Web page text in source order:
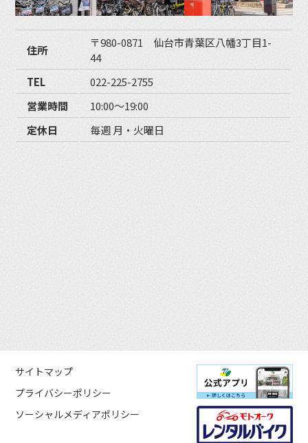
住所
〒980-0871 仙台市青葉区八幡3丁目1-
44
TEL
022-225-2755
営業時間
10:00〜19:00
定休日
毎週 月・火曜日
サイトマップ
プライバシーポリシー
ソーシャルメディアポリシー